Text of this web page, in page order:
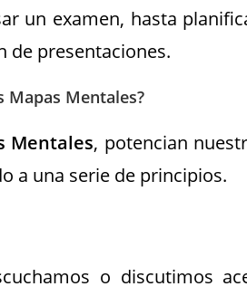
un examen, hasta
de presentaciones.
Mentales?
Mentales, potencian
a una serie de principios.
o discutimos